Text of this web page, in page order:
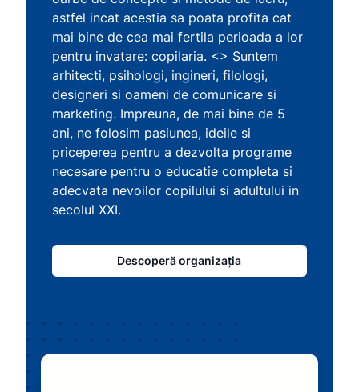
astfel incat acestia sa poata profita cat
mai bine de cea mai fertila perioada a lor
pentru invatare: copilaria. <> Suntem
arhitecti, psihologi, ingineri, filologi,
designeri si oameni de comunicare si
marketing. Impreuna, de mai bine de 5
ani, ne folosim pasiunea, ideile si
priceperea pentru a dezvolta programe
necesare pentru o educatie completa si
adecvata nevoilor copilului si adultului in
secolul XXI.
Descoperă organizația